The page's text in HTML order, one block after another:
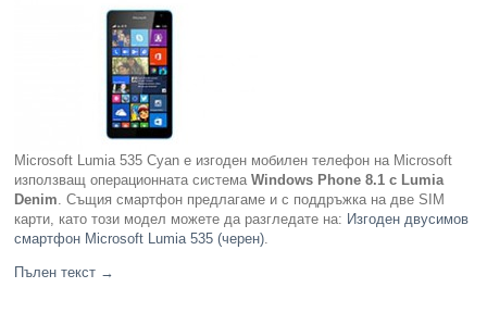
Microsoft Lumia 535 Cyan e изгоден мобилен телефон на Microsoft
използващ операционната системаWindows Phone 8.1с Lumia
Denim. Същия смартфон предлагаме и с поддръжка на две SIM
карти, като този модел можете да разгледате на: Изгоден двусимов
смартфон Microsoft Lumia 535 (черен).
Пълен текст →